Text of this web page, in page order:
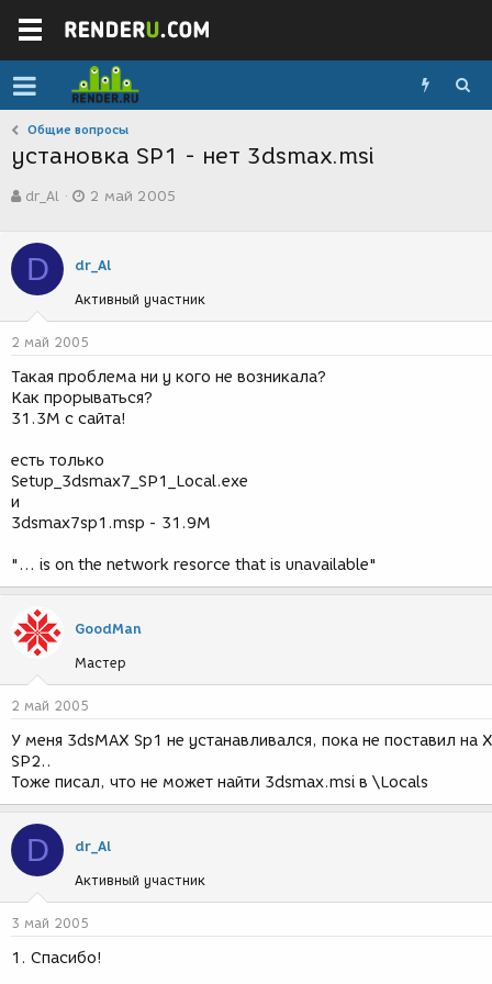
Общие вопросы
установка SP1 - нет 3dsmax.msi
в
о
р
т
е
м
ы
dr_Al
а
с
з
д
и
я
2 май 2005
D dr_Al
Активный участник
2 май 2005
Такая проблема ни у кого не возникала?
Как прорываться?
31.3M с сайта!
есть только
Setup_3dsmax7_SP1_Local.exe
и
3dsmax7sp1.msp - 31.9M
"... is on the network resorce that is unavailable"
GoodMan
Мастер
2 май 2005
У меня 3dsMAX Sp1 не устанавливался, пока не поставил на
SP2..
Тоже писал, что не может найти 3dsmax.msi в \Locals
D dr_Al
Активный участник
3 май 2005
1. Спасибо!